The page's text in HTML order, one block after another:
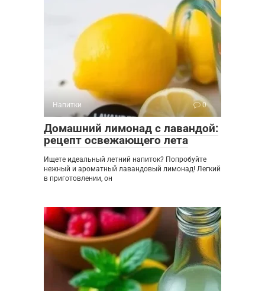
Напитки 0
Домашний лимонад с лавандой:
рецепт освежающего лета
Ищете идеальный летний напиток? Попробуйте
нежный и ароматный лавандовый лимонад! Легкий
в приготовлении, он